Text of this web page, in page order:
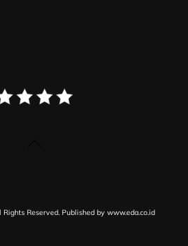
Reserved. Published by www.eda.co.id